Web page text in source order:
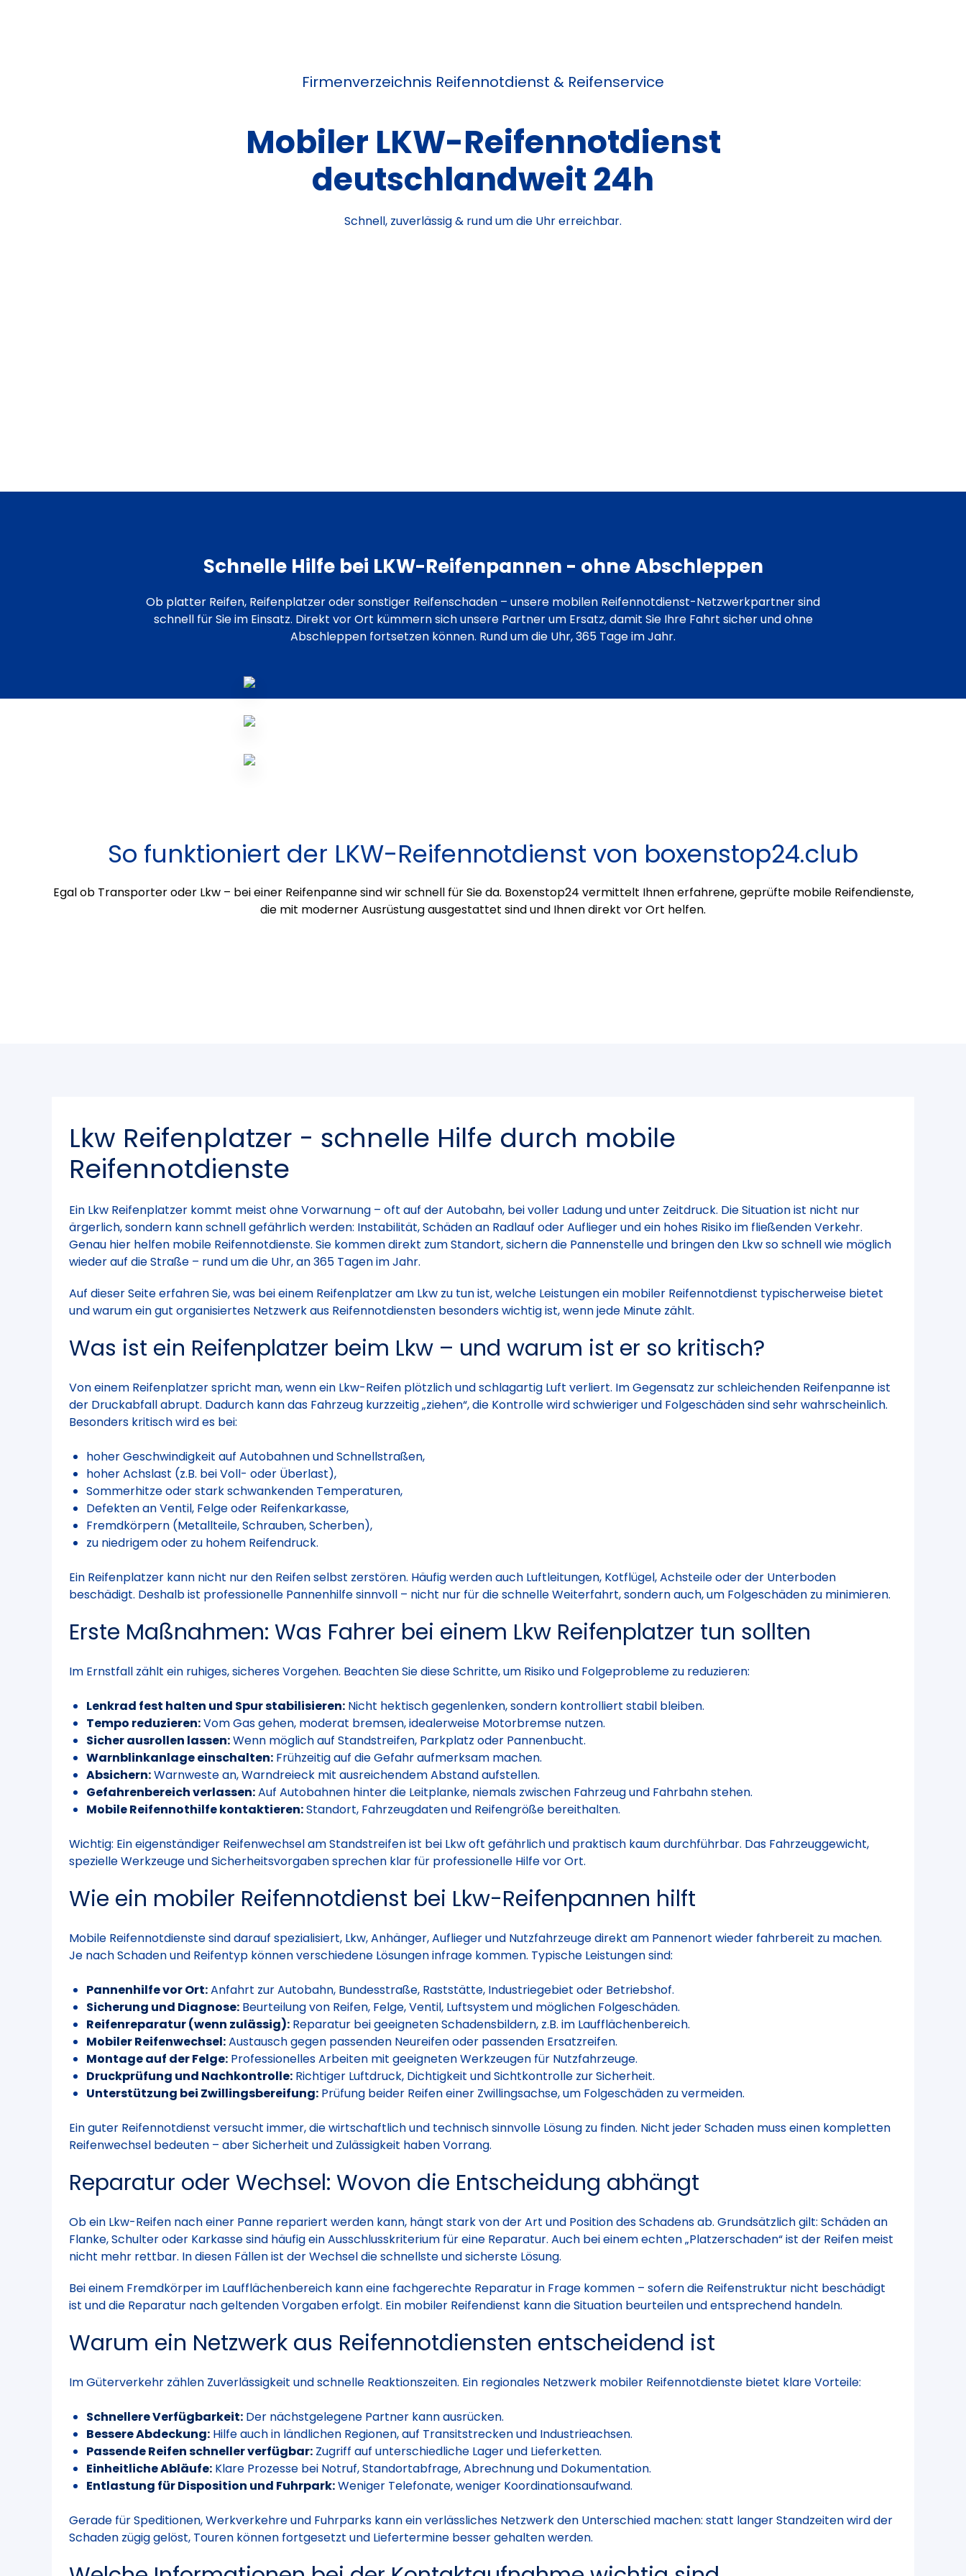
Firmenverzeichnis Reifennotdienst & Reifenservice
Mobiler LKW-Reifennotdienst
deutschlandweit 24h
Schnell, zuverlässig & rund um die Uhr erreichbar.
Schnelle Hilfe bei LKW-Reifenpannen - ohne Abschleppen
Ob platter Reifen, Reifenplatzer oder sonstiger Reifenschaden – unsere mobilen Reifennotdienst-Netzwerkpartner sind
schnell für Sie im Einsatz. Direkt vor Ort kümmern sich unsere Partner um Ersatz, damit Sie Ihre Fahrt sicher und ohne
Abschleppen fortsetzen können. Rund um die Uhr, 365 Tage im Jahr.
So funktioniert der LKW-Reifennotdienst von boxenstop24.club
Egal ob Transporter oder Lkw – bei einer Reifenpanne sind wir schnell für Sie da. Boxenstop24 vermittelt Ihnen erfahrene, geprüfte mobile Reifendienste,
die mit moderner Ausrüstung ausgestattet sind und Ihnen direkt vor Ort helfen.
Lkw Reifenplatzer - schnelle Hilfe durch mobile
Reifennotdienste
Ein Lkw Reifenplatzer kommt meist ohne Vorwarnung – oft auf der Autobahn, bei voller Ladung und unter Zeitdruck. Die Situation ist nicht nur
ärgerlich, sondern kann schnell gefährlich werden: Instabilität, Schäden an Radlauf oder Auflieger und ein hohes Risiko im fließenden Verkehr.
Genau hier helfen mobile Reifennotdienste. Sie kommen direkt zum Standort, sichern die Pannenstelle und bringen den Lkw so schnell wie möglich
wieder auf die Straße – rund um die Uhr, an 365 Tagen im Jahr.
Auf dieser Seite erfahren Sie, was bei einem Reifenplatzer am Lkw zu tun ist, welche Leistungen ein mobiler Reifennotdienst typischerweise bietet
und warum ein gut organisiertes Netzwerk aus Reifennotdiensten besonders wichtig ist, wenn jede Minute zählt.
Was ist ein Reifenplatzer beim Lkw – und warum ist er so kritisch?
Von einem Reifenplatzer spricht man, wenn ein Lkw-Reifen plötzlich und schlagartig Luft verliert. Im Gegensatz zur schleichenden Reifenpanne ist
der Druckabfall abrupt. Dadurch kann das Fahrzeug kurzzeitig „ziehen“, die Kontrolle wird schwieriger und Folgeschäden sind sehr wahrscheinlich.
Besonders kritisch wird es bei:
hoher Geschwindigkeit auf Autobahnen und Schnellstraßen,
hoher Achslast (z.B. bei Voll- oder Überlast),
Sommerhitze oder stark schwankenden Temperaturen,
Defekten an Ventil, Felge oder Reifenkarkasse,
Fremdkörpern (Metallteile, Schrauben, Scherben),
zu niedrigem oder zu hohem Reifendruck.
Ein Reifenplatzer kann nicht nur den Reifen selbst zerstören. Häufig werden auch Luftleitungen, Kotflügel, Achsteile oder der Unterboden
beschädigt. Deshalb ist professionelle Pannenhilfe sinnvoll – nicht nur für die schnelle Weiterfahrt, sondern auch, um Folgeschäden zu minimieren.
Erste Maßnahmen: Was Fahrer bei einem Lkw Reifenplatzer tun sollten
Im Ernstfall zählt ein ruhiges, sicheres Vorgehen. Beachten Sie diese Schritte, um Risiko und Folgeprobleme zu reduzieren:
Lenkrad fest halten und Spur stabilisieren: Nicht hektisch gegenlenken, sondern kontrolliert stabil bleiben.
Tempo reduzieren:Vom Gas gehen, moderat bremsen, idealerweise Motorbremse nutzen.
Sicher ausrollen lassen:Wenn möglich auf Standstreifen, Parkplatz oder Pannenbucht.
Warnblinkanlage einschalten: Frühzeitig auf die Gefahr aufmerksam machen.
Absichern:Warnweste an, Warndreieck mit ausreichendem Abstand aufstellen.
Gefahrenbereich verlassen:Auf Autobahnen hinter die Leitplanke, niemals zwischen Fahrzeug und Fahrbahn stehen.
Mobile Reifennothilfe kontaktieren:Standort, Fahrzeugdaten und Reifengröße bereithalten.
Wichtig: Ein eigenständiger Reifenwechsel am Standstreifen ist bei Lkw oft gefährlich und praktisch kaum durchführbar. Das Fahrzeuggewicht,
spezielle Werkzeuge und Sicherheitsvorgaben sprechen klar für professionelle Hilfe vor Ort.
Wie ein mobiler Reifennotdienst bei Lkw-Reifenpannen hilft
Mobile Reifennotdienste sind darauf spezialisiert, Lkw, Anhänger, Auflieger und Nutzfahrzeuge direkt am Pannenort wieder fahrbereit zu machen.
Je nach Schaden und Reifentyp können verschiedene Lösungen infrage kommen. Typische Leistungen sind:
Pannenhilfe vor Ort:Anfahrt zur Autobahn, Bundesstraße, Raststätte, Industriegebiet oder Betriebshof.
Sicherung und Diagnose: Beurteilung von Reifen, Felge, Ventil, Luftsystem und möglichen Folgeschäden.
Reifenreparatur (wenn zulässig): Reparatur bei geeigneten Schadensbildern, z.B. im Laufflächenbereich.
Mobiler Reifenwechsel:Austausch gegen passenden Neureifen oder passenden Ersatzreifen.
Montage auf der Felge: Professionelles Arbeiten mit geeigneten Werkzeugen für Nutzfahrzeuge.
Druckprüfung und Nachkontrolle: Richtiger Luftdruck, Dichtigkeit und Sichtkontrolle zur Sicherheit.
Unterstützung bei Zwillingsbereifung: Prüfung beider Reifen einer Zwillingsachse, um Folgeschäden zu vermeiden.
Ein guter Reifennotdienst versucht immer, die wirtschaftlich und technisch sinnvolle Lösung zu finden. Nicht jeder Schaden muss einen kompletten
Reifenwechsel bedeuten – aber Sicherheit und Zulässigkeit haben Vorrang.
Reparatur oder Wechsel: Wovon die Entscheidung abhängt
Ob ein Lkw-Reifen nach einer Panne repariert werden kann, hängt stark von der Art und Position des Schadens ab. Grundsätzlich gilt: Schäden an
Flanke, Schulter oder Karkasse sind häufig ein Ausschlusskriterium für eine Reparatur. Auch bei einem echten „Platzerschaden“ ist der Reifen meist
nicht mehr rettbar. In diesen Fällen ist der Wechsel die schnellste und sicherste Lösung.
Bei einem Fremdkörper im Laufflächenbereich kann eine fachgerechte Reparatur in Frage kommen – sofern die Reifenstruktur nicht beschädigt
ist und die Reparatur nach geltenden Vorgaben erfolgt. Ein mobiler Reifendienst kann die Situation beurteilen und entsprechend handeln.
Warum ein Netzwerk aus Reifennotdiensten entscheidend ist
Im Güterverkehr zählen Zuverlässigkeit und schnelle Reaktionszeiten. Ein regionales Netzwerk mobiler Reifennotdienste bietet klare Vorteile:
Schnellere Verfügbarkeit: Der nächstgelegene Partner kann ausrücken.
Bessere Abdeckung: Hilfe auch in ländlichen Regionen, auf Transitstrecken und Industrieachsen.
Passende Reifen schneller verfügbar: Zugriff auf unterschiedliche Lager und Lieferketten.
Einheitliche Abläufe: Klare Prozesse bei Notruf, Standortabfrage, Abrechnung und Dokumentation.
Entlastung für Disposition und Fuhrpark:Weniger Telefonate, weniger Koordinationsaufwand.
Gerade für Speditionen, Werkverkehre und Fuhrparks kann ein verlässliches Netzwerk den Unterschied machen: statt langer Standzeiten wird der
Schaden zügig gelöst, Touren können fortgesetzt und Liefertermine besser gehalten werden.